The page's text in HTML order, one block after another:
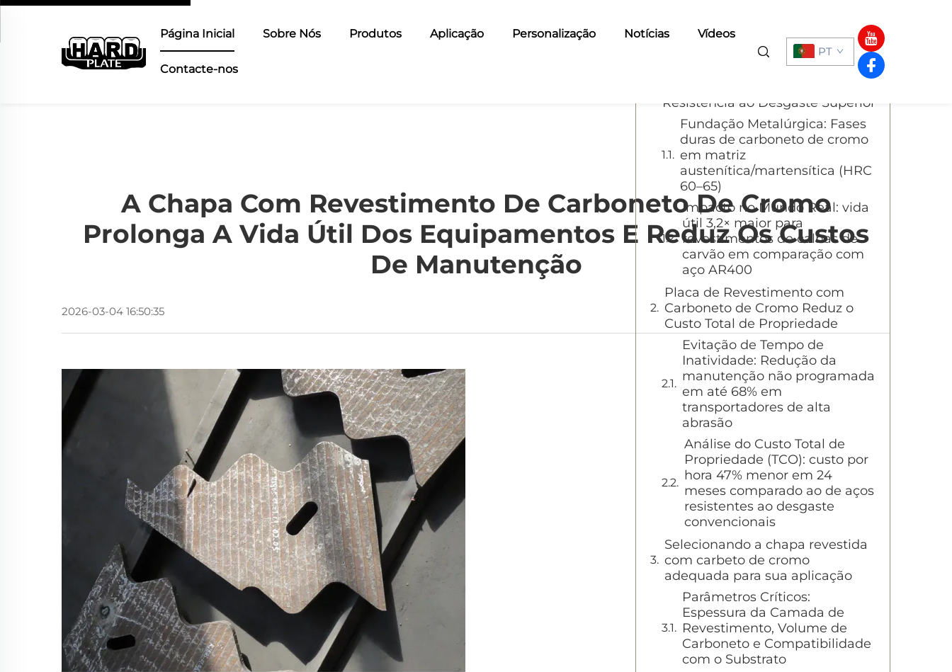
Página Inicial Sobre Nós Produtos Aplicação Personalização Notícias Vídeos
Contacte-nos
PT
A Chapa Com Revestimento De Carboneto De Cromo
Prolonga A Vida Útil Dos Equipamentos E Reduz Os Custos
De Manutenção
2026-03-04 16:50:35
Índice
POR QUE Placa de revestimento
Resistência ao Desgaste Superior
Fundação Metalúrgica: Fases
duras de carboneto de cromo
em matriz
austenítica/martensítica (HRC
60–65)
Impacto no Mundo Real: vida
útil 3,2× maior para
revestimentos de calhas de
carvão em comparação com
aço AR400
Placa de Revestimento com
Carboneto de Cromo Reduz o
Custo Total de Propriedade
Evitação de Tempo de
Inatividade: Redução da
manutenção não programada
em até 68% em
transportadores de alta
abrasão
Análise do Custo Total de
Propriedade (TCO): custo por
hora 47% menor em 24
meses comparado ao de aços
resistentes ao desgaste
convencionais
Selecionando a chapa revestida
com carbeto de cromo
adequada para sua aplicação
Parâmetros Críticos:
Espessura da Camada de
Revestimento, Volume de
Carboneto e Compatibilidade
com o Substrato